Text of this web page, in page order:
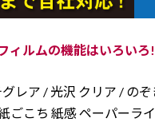
ィルムの機能はいろいろ
レア / 光沢 クリア / の
ごこち 紙感 ペーパーラ